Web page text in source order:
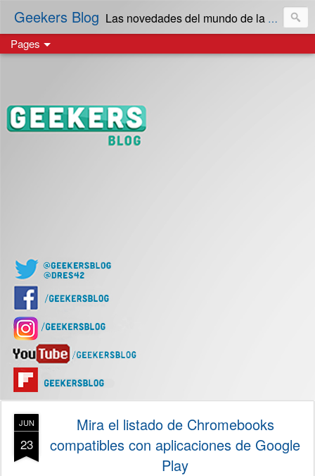
Geekers Blog Las novedades del mundo de la Tecnología y cultura Geek! en Español | Creado en El Salvador
Pages
JUN
23
Mira el listado de Chromebooks
compatibles con aplicaciones de Google
Play